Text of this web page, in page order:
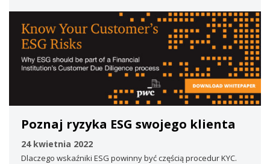
Poznaj ryzyka ESG swojego klienta
24 kwietnia 2022
Dlaczego wskaźniki ESG powinny być częścią procedur KYC.